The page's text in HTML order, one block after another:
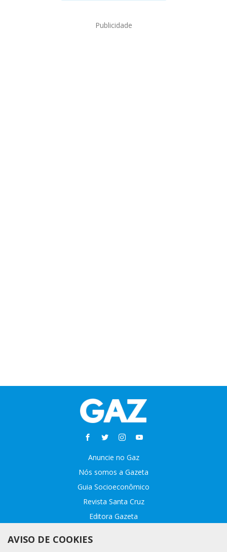
Publicidade
Anuncie no Gaz
Nós somos a Gazeta
Guia Socioeconômico
Revista Santa Cruz
Editora Gazeta
Fale conosco
AVISO DE COOKIES